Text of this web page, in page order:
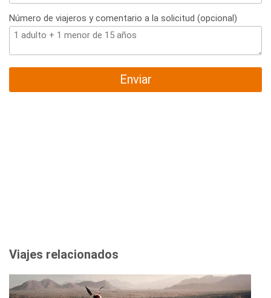
Número de viajeros y comentario a la solicitud (opcional)
Enviar
Viajes relacionados